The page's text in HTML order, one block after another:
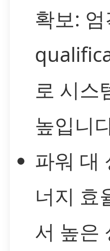
확보:
로 시스
높입니
파워 대
너지 효
서 높은